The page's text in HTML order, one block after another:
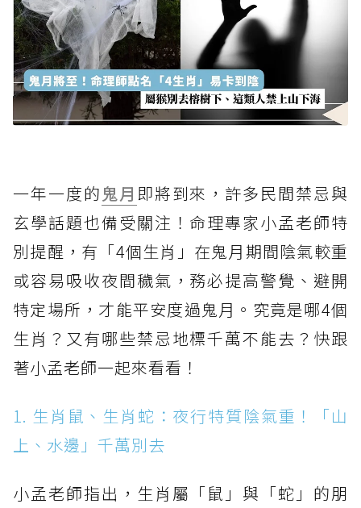
一年一度的 鬼月 即將到來，許多民間禁忌與
玄學話題也備受關注！命理專家小孟老師特
別提醒，有「4個生肖」在鬼月期間陰氣較重
或容易吸收夜間穢氣，務必提高警覺、避開
特定場所，才能平安度過鬼月。究竟是哪4個
生肖？又有哪些禁忌地標千萬不能去？快跟
著小孟老師一起來看看！
1. 生肖鼠、生肖蛇：夜行特質陰氣重！「山
上、水邊」千萬別去
小孟老師指出，生肖屬「鼠」與「蛇」的朋